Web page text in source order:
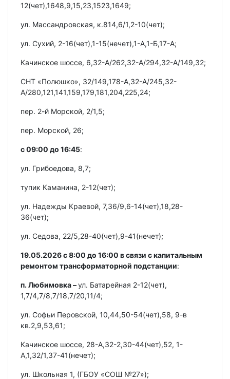
12(чет),1648,9,15,23,1523,1649;
ул. Массандровская, к.814,6/1,2-10(чет);
ул. Сухий, 2-16(чет),1-15(нечет),1-А,1-Б,17-А;
Качинское шоссе, 6,32-А/262,32-А/294,32-А/149,32;
СНТ «Полюшко», 32/149,178-А,32-А/245,32-
А/280,121,141,159,179,181,204,225,24;
пер. 2-й Морской, 2/1,5;
пер. Морской, 26;
с 09:00 до 16:45:
ул. Грибоедова, 8,7;
тупик Каманина, 2-12(чет);
ул. Надежды Краевой, 7,36/9,6-14(чет),18,28-
36(чет);
ул. Седова, 22/5,28-40(чет),9-41(нечет);
19.05.2026 с 8:00 до 16:00 в связи с капитальным
ремонтом трансформаторной подстанции:
п. Любимовка –ул. Батарейная 2-12(чет),
1,7/4,7/8,7/18,7/20,11/4;
ул. Софьи Перовской, 10,44,50-54(чет),58, 9-в
кв.2,9,53,61;
Качинское шоссе, 28-А,32-2,30-44(чет),52, 1-
А,1,32/1,37-41(нечет);
ул. Школьная 1, (ГБОУ «СОШ №27»);